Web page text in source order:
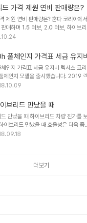
데 어려움은 없겠죠. 1. 리프 정부 보조
정부 보조금과 지자체 보조금에 대해
정부 보조금 요율을 거리와 배터리 성
2019 닛산 리프 2세대 모델의 정부 보
로 계산할 수 있습니다. 대충 계산해봐
가격 제원 연비 판매량은?
제원 연비 판매량은? 혼다 코리아에서
매하며 1.5 터보, 2.0 터보, 하이브리
코드 하이브리드 판매량에서 가장 높
드 풀체인지의 위와 같은 판매량을 나
서 가장 선택 많은 판매량을 기록했죠.
드 시스템에 (135KW) 184마력과
과 하이브리스 시스템 만족을 최대로
량보다 낮은 유지비를 안겨 주었죠. 9
풀체인지 가격표 세금 유지비
지 가격표 세금 유지비 렉서스 코
인지 모델을 출시했습니다. 2019
정보 통해서 7세대 다양한 정보를 확
델만 도입되었습니다. 렉서스 코리아
은 검토 중이지만, 계획은 없는 것으로
제원 및 연비3. 가격 및 세금4. 안전
장 궁금할 수 있는 내용은 아무래도
렉서스 ES300h 풀체인지 가격 정
브리드 만났을 때
만났을 때 하이브리드 차량 진가를
이브리드 만났을 때 효율성은 더욱 좋
단을 고민하는 분이라면 한 번쯤 하이
요타 캠리 하이브리드 모델 배터리에 대
더보기